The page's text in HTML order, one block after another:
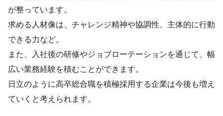
が整っています。
求める人材像は、チャレンジ精神や協調性、主体的に行動
できる力など。
また、入社後の研修やジョブローテーションを通じて、幅
広い業務経験を積むことができます。
日立のように高卒総合職を積極採用する企業は今後も増え
ていくと考えられます。